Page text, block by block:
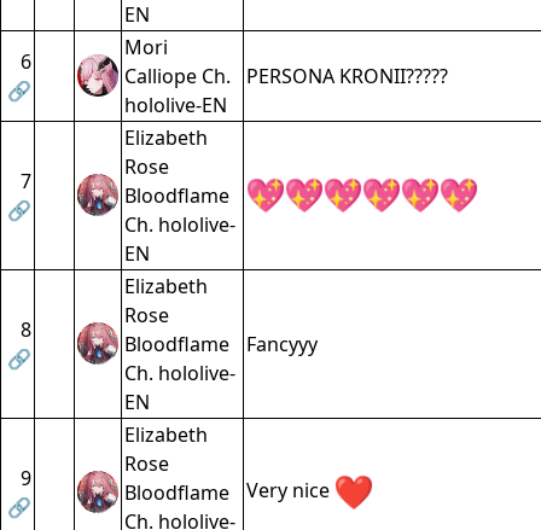
EN
6
🔗
Mori
Calliope Ch.
hololive-EN
PERSONA KRONII?????
7
🔗
Elizabeth
Rose
Bloodflame
Ch. hololive-
EN
8
🔗
Elizabeth
Rose
Bloodflame
Ch. hololive-
EN
Fancyyy
9
🔗
Elizabeth
Rose
Bloodflame
Ch. hololive-
Very nice